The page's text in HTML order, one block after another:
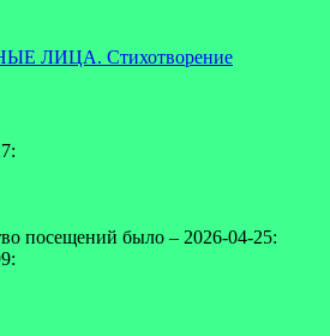
ЛИЦА. Стихотворение
посещений было – 2026-04-25: